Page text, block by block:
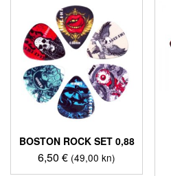
BOSTON ROCK SET 0,88
6,50€ (49,00 kn)